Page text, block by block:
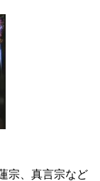
宗、真言宗など